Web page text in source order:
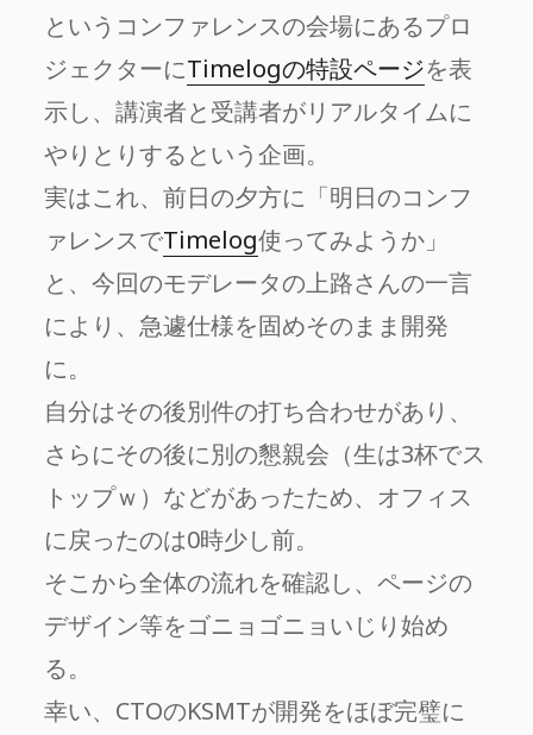
というコンファレンスの会場にあるプロ
ジェクターにTimelogの特設ページを表
示し、講演者と受講者がリアルタイムに
やりとりするという企画。
実はこれ、前日の夕方に「明日のコンフ
ァレンスでTimelog使ってみようか」
と、今回のモデレータの上路さんの一言
により、急遽仕様を固めそのまま開発
に。
自分はその後別件の打ち合わせがあり、
さらにその後に別の懇親会（生は3杯でス
トップｗ）などがあったため、オフィス
に戻ったのは0時少し前。
そこから全体の流れを確認し、ページの
デザイン等をゴニョゴニョいじり始め
る。
幸い、CTOのKSMTが開発をほぼ完璧に